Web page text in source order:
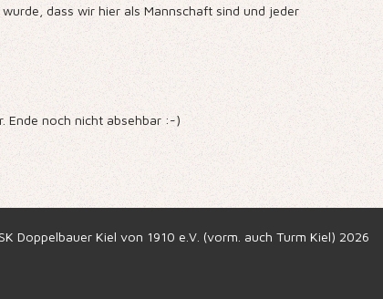
dass wir hier als Mannschaft sind und jeder
Ende noch nicht absehbar :-)
Doppelbauer Kiel von 1910 e.V. (vorm. auch Turm Kiel) 2026